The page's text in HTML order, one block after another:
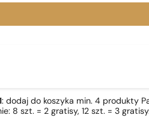
: dodaj do koszyka min. 4 produkty
8 szt. = 2 gratisy, 12 szt. = 3